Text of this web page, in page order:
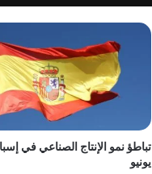
ف
ر
د
ا
ت
ا
ل
تباطؤ نمو الإنتاج الصناعي في
يونيو